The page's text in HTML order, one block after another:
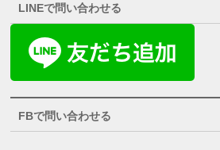
LINEで問い合わせる
FBで問い合わせる